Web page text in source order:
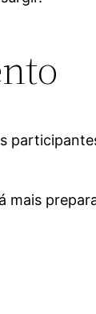
mais